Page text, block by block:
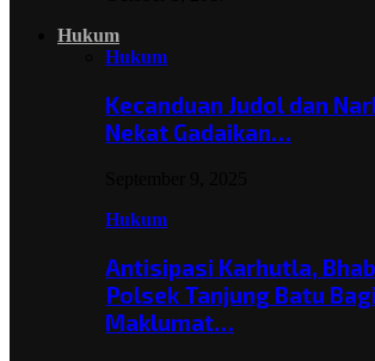
Hukum
Hukum
Kecanduan Judol dan
Nekat Gadaikan…
Hukum
Antisipasi Karhutla,
Polsek Tanjung Batu
Maklumat…